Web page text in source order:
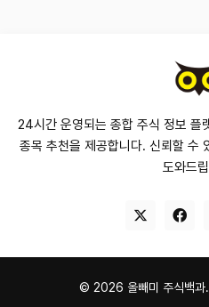
24시간 운영되는 종합 주식 정보 플
종목 추천을 제공합니다. 신뢰할 수
도와드
© 2026 올빼미 주식백과.